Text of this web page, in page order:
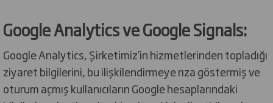
Google Analytics ve Google Signals:
Google Analytics, Şirketimiz’in hizmetlerinden topladığı
ziyaret bilgilerini, bu ilişkilendirmeye rıza göstermiş ve
oturum açmış kullanıcıların Google hesaplarındaki